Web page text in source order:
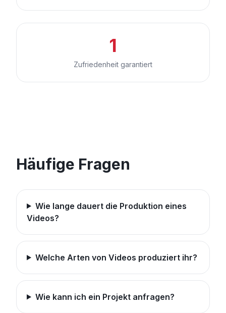
1
Zufriedenheit garantiert
Häufige Fragen
Wie lange dauert die Produktion eines
Videos?
Welche Arten von Videos produziert ihr?
Wie kann ich ein Projekt anfragen?